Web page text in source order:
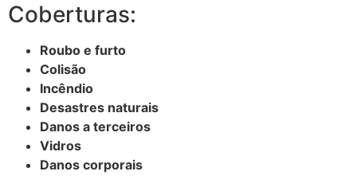
Coberturas:
Roubo e furto
Colisão
Incêndio
Desastres naturais
Danos a terceiros
Vidros
Danos corporais